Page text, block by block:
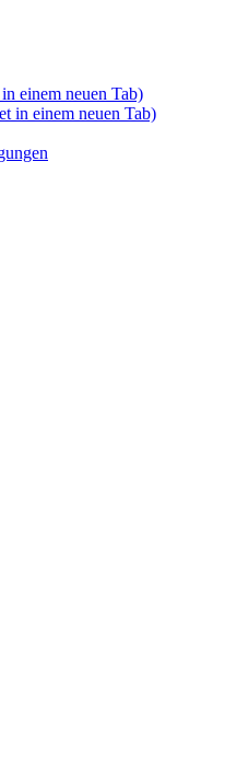
einem neuen Tab)
in einem neuen Tab)